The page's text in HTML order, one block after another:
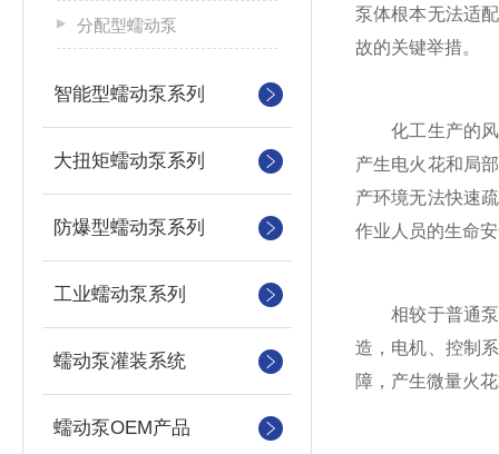
分配型蠕动泵
智能型蠕动泵系列
大扭矩蠕动泵系列
防爆型蠕动泵系列
工业蠕动泵系列
蠕动泵灌装系统
蠕动泵OEM产品
泵体根本无法适
故的关键举措。
化工生产的风
产生电火花和局
产环境无法快速
作业人员的生命
相较于普通泵
造，电机、控制
障，产生微量火